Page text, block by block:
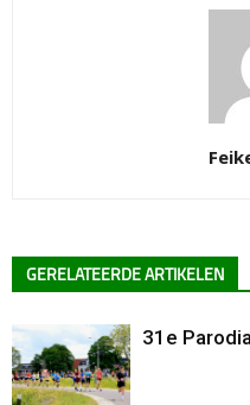
GERELATEERDE ARTIKELEN
31e